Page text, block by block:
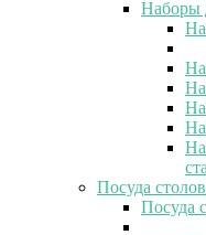
Наборы
Посуда
Посуда